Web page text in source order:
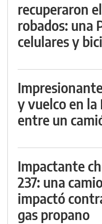
recuperaron
robados: una
celulares y
y vuelco en la
entre un
Impactante
237: una
impactó
gas propano